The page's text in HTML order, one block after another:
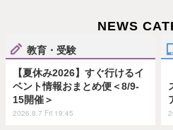
NEWS
教育・受験
【夏休み2026】すぐ行けるイ
ベント情報おまとめ便＜8/9-
15開催＞
2026.8.7 Fri 19:45